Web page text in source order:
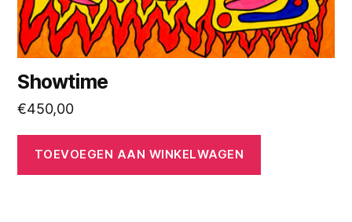
Showtime
€450,00
TOEVOEGEN AAN WINKELWAGEN